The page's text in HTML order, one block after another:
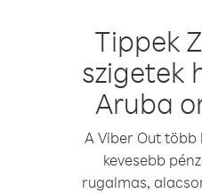
Tippek
szigetek
Aruba
A Viber Out
kevesebb
rugalmas,